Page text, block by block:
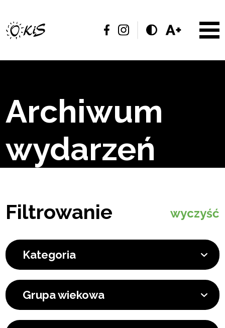
Archiwum
wydarzeń
Filtrowanie wyczyść
Kategoria
Grupa wiekowa